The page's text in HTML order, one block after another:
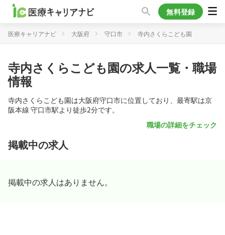
無料登録
医療キャリアナビ 大阪府 守口市 寺内さくらこども園
寺内さくらこども園の求人一覧・職場
情報
寺内さくらこども園は大阪府守口市に位置しており、最寄駅は京
阪本線 守口市駅より徒歩2分です。
職場の詳細をチェック
掲載中の求人
掲載中の求人はありません。